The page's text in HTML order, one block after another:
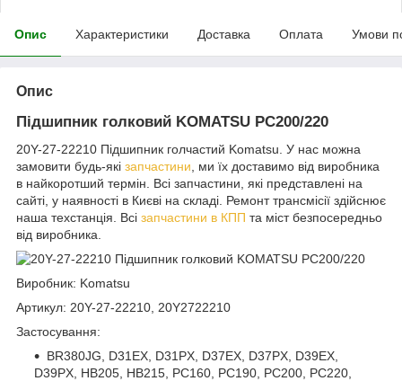
Опис Характеристики Доставка Оплата Умови
Опис
Підшипник голковий KOMATSU PC200/220
20Y-27-22210 Підшипник голчастий Komatsu. У нас можна
замовити будь-які запчастини , ми їх доставимо від виробника
в найкоротший термін. Всі запчастини, які представлені на
сайті, у наявності в Києві на складі. Ремонт трансмісії здійснює
наша техстанція. Всі запчастини в КПП та міст безпосередньо
від виробника.
Виробник: Komatsu
Артикул: 20Y-27-22210, 20Y2722210
Застосування:
BR380JG, D31EX, D31PX, D37EX, D37PX, D39EX,
D39PX, HB205, HB215, PC160, PC190, PC200, PC220,